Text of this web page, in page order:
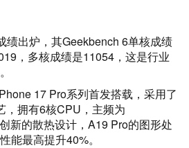
绩出炉，其Geekbench 6单核成绩
，多核成绩是11054，这是行业
17 Pro系列首发搭载，采用了
，拥有6核CPU，主频为
新的散热设计，A19 Pro的图形处
能最高提升40%。